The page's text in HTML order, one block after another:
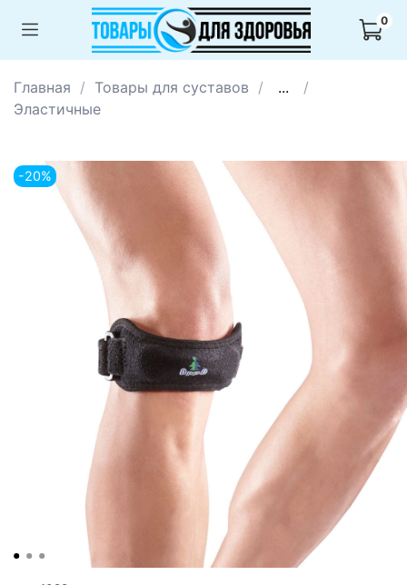
0
Главная Товары для суставов
...
Эластичные
-20%